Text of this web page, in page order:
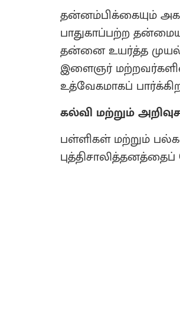
தன்னம்பிக்கையும்
பாதுகாப்பற்ற
தன்னை உயர்த்த
இளைஞர்
உத்வேகமாகப்
கல்வி மற்றும்
பள்ளிகள் மற்றும்